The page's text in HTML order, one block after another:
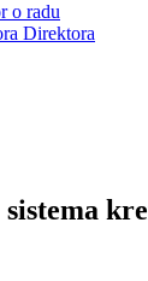
o radu
Direktora